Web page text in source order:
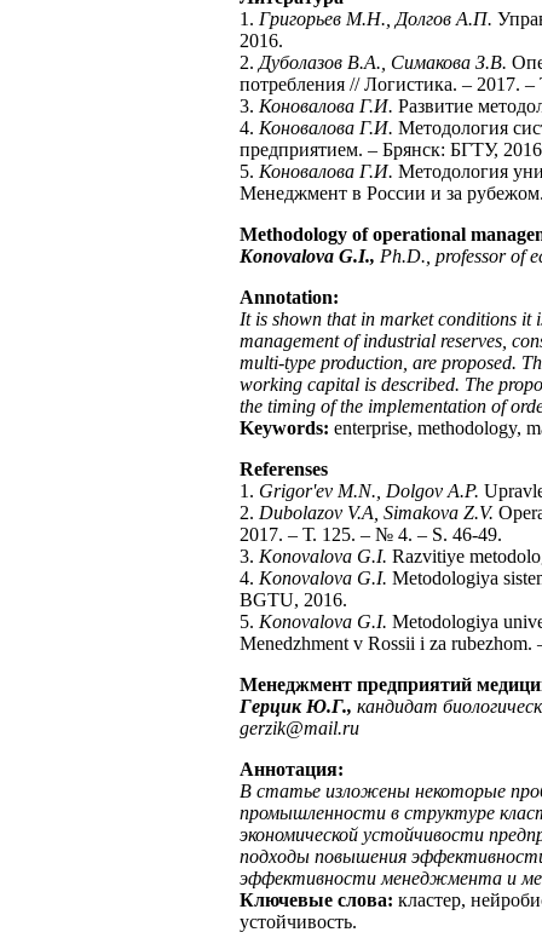
1. Григорьев М.Н., Долгов А.П.
2016.
2.Дуболазов В.А., Симакова З.В.
потребления // Логистика. – 2017.
3. Коновалова Г.И. Развитие
4. Коновалова Г.И. Методология
предприятием. – Брянск: БГТУ,
5. Коновалова Г.И. Методология
Менеджмент в России и за
Methodology of operational
Konovalova G.I., Ph.D., professor of
Annotation:
It is shown that in market conditions it
management of industrial reserves,
multi-type production, are proposed.
working capital is described. The
the timing of the implementation of
Keywords: enterprise, methodology,
Referenses
1. Grigor'ev M.N., Dolgov A.P.
2. Dubolazov V.A, Simakova Z.V.
2017. – Т. 125. – № 4. – S. 46-49.
3. Konovalova G.I. Razvitiye
4. Konovalova G.I. Metodologiya
BGTU, 2016.
5. Konovalova G.I. Metodologiya
Menedzhment v Rossii i za
Менеджмент предприятий
Герцик Ю.Г., кандидат
gerzik@mail.ru
Аннотация:
В статье изложены некоторые
промышленности в структуре
экономической устойчивости
подходы повышения
эффективности менеджмента и
Ключевые слова: кластер,
устойчивость.